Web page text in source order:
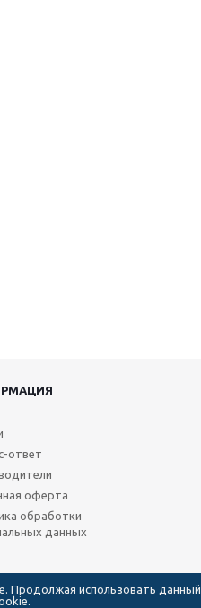
ответ
оферта
обработки
данных
Продолжая использовать данный